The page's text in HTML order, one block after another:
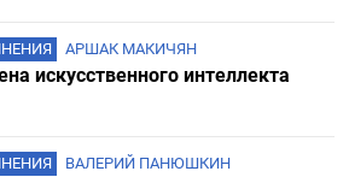
АРШАК МАКИЧЯН
искусственного интеллекта
ВАЛЕРИЙ ПАНЮШКИН